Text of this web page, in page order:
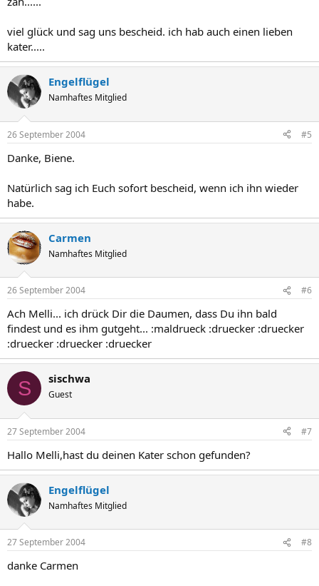
viel glück und sag uns bescheid. ich hab auch einen lieben
kater.....
Engelflügel
Namhaftes Mitglied
26 September 2004 #5
Danke, Biene.
Natürlich sag ich Euch sofort bescheid, wenn ich ihn wieder
habe.
Carmen
Namhaftes Mitglied
26 September 2004 #6
Ach Melli... ich drück Dir die Daumen, dass Du ihn bald
findest und es ihm gutgeht... :maldrueck :druecker :druecker
:druecker :druecker :druecker
S sischwa
Guest
27 September 2004 #7
Hallo Melli,hast du deinen Kater schon gefunden?
Engelflügel
Namhaftes Mitglied
27 September 2004 #8
danke Carmen